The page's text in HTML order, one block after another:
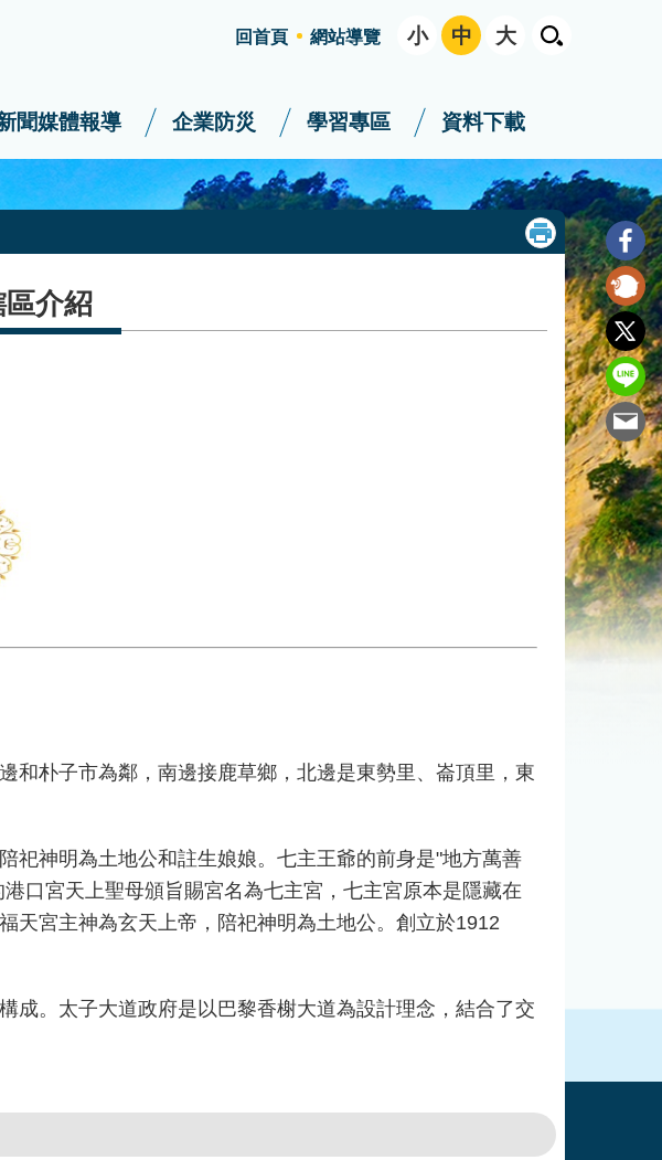
回首頁
網站導覽 小 中 大
聞媒體報導 企業防災 學習專區 資料下載
介紹
朴子市為鄰，南邊接鹿草鄉，北邊是東勢里、崙頂里，東
神明為土地公和註生娘娘。七主王爺的前身是"地方萬善
口宮天上聖母頒旨賜宮名為七主宮，七主宮原本是隱藏在
天宮主神為玄天上帝，陪祀神明為土地公。創立於1912
。太子大道政府是以巴黎香榭大道為設計理念，結合了交